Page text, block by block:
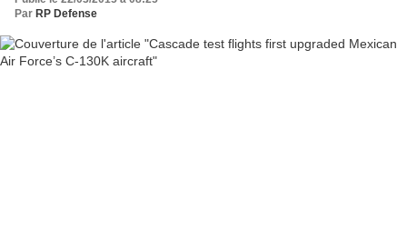
Par RP Defense